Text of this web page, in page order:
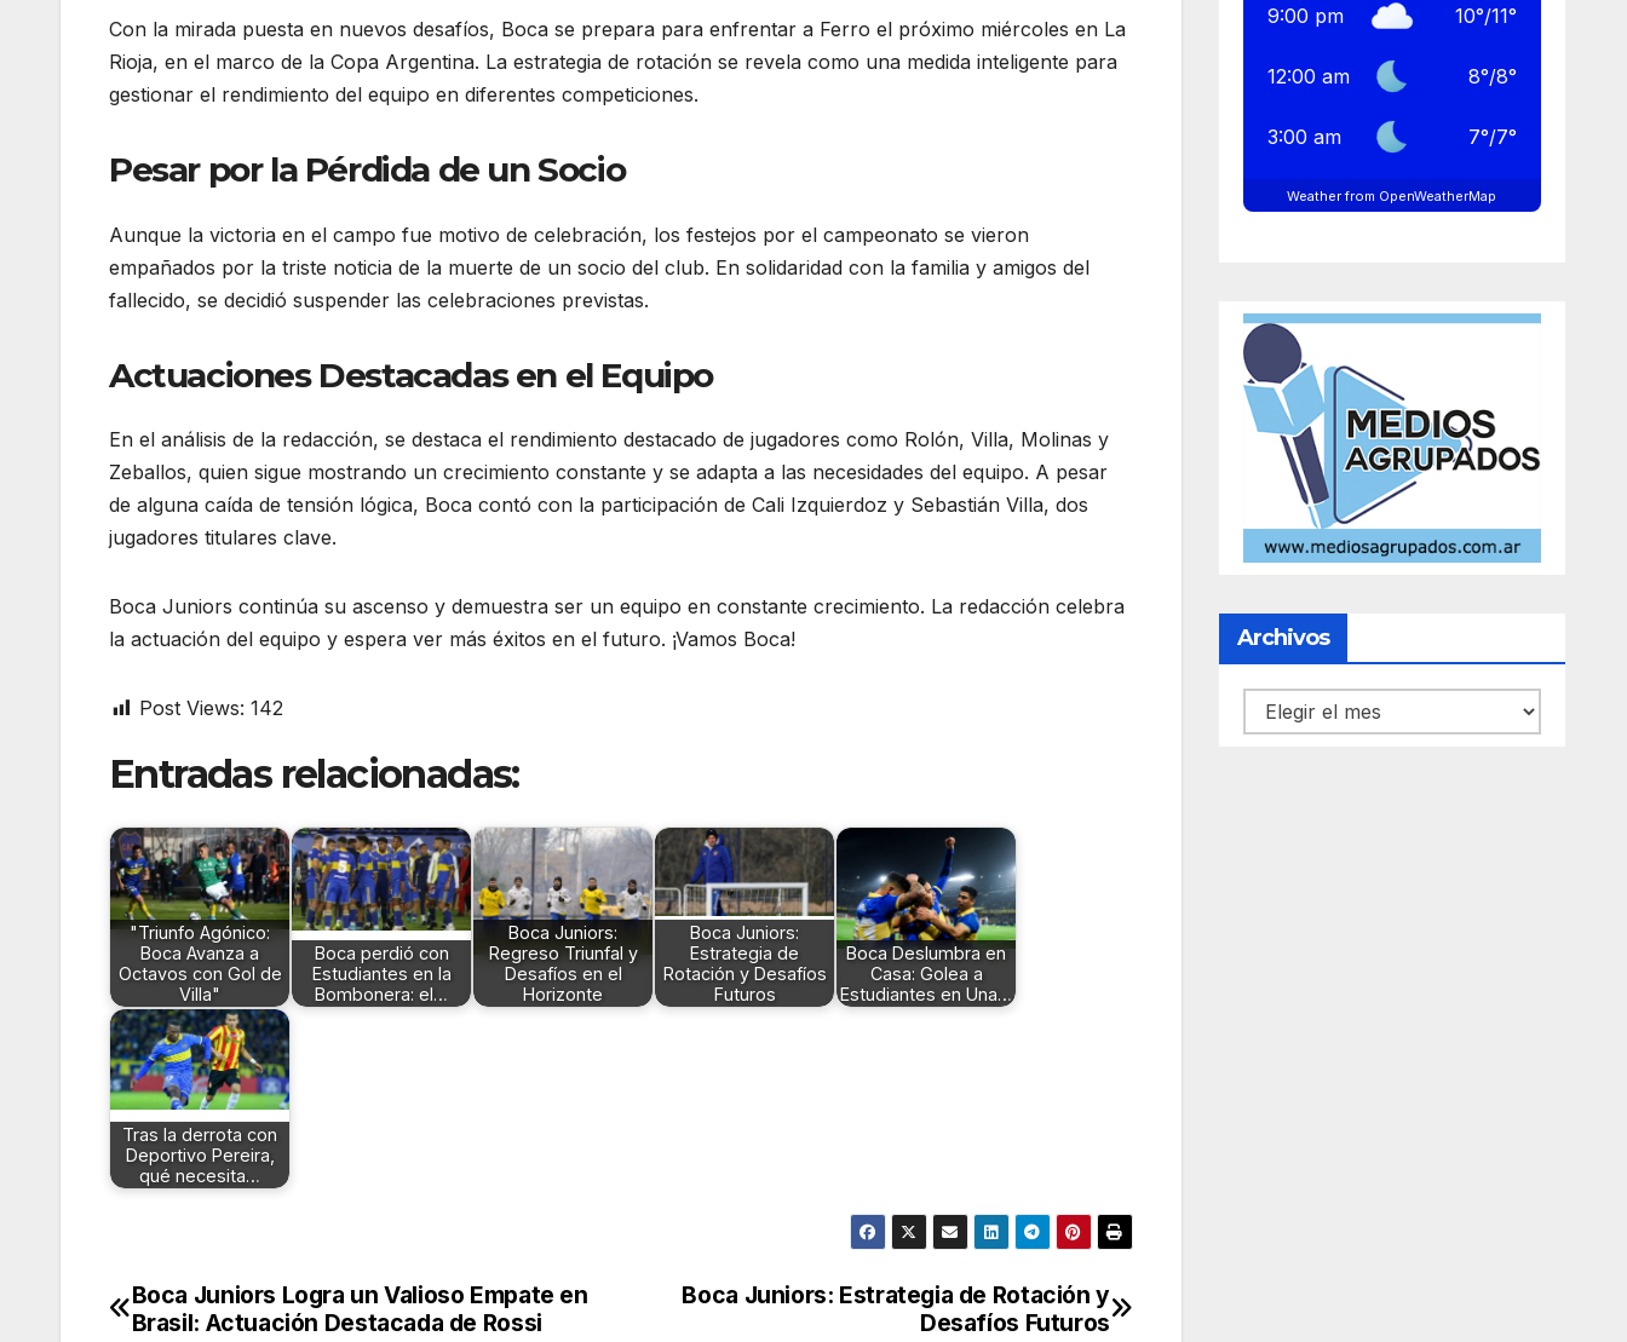
Con la mirada puesta en nuevos desafíos, Boca se prepara para enfrentar a Ferro el próximo miércoles en La
Rioja, en el marco de la Copa Argentina. La estrategia de rotación se revela como una medida inteligente para
gestionar el rendimiento del equipo en diferentes competiciones.
Pesar por la Pérdida de un Socio
Aunque la victoria en el campo fue motivo de celebración, los festejos por el campeonato se vieron
empañados por la triste noticia de la muerte de un socio del club. En solidaridad con la familia y amigos del
fallecido, se decidió suspender las celebraciones previstas.
Actuaciones Destacadas en el Equipo
En el análisis de la redacción, se destaca el rendimiento destacado de jugadores como Rolón, Villa, Molinas y
Zeballos, quien sigue mostrando un crecimiento constante y se adapta a las necesidades del equipo. A pesar
de alguna caída de tensión lógica, Boca contó con la participación de Cali Izquierdoz y Sebastián Villa, dos
jugadores titulares clave.
Boca Juniors continúa su ascenso y demuestra ser un equipo en constante crecimiento. La redacción celebra
la actuación del equipo y espera ver más éxitos en el futuro. ¡Vamos Boca!
Post Views: 142
Entradas relacionadas:
"Triunfo Agónico:
Boca Avanza a
Octavos con Gol de
Villa"
Boca perdió con
Estudiantes en la
Bombonera: el…
Boca Juniors:
Regreso Triunfal y
Desafíos en el
Horizonte
Boca Juniors:
Estrategia de
Rotación y Desafíos
Futuros
Boca Deslumbra en
Casa: Golea a
Estudiantes en Una…
Tras la derrota con
Deportivo Pereira,
qué necesita…
Navegación
Boca Juniors: Estrategia de Rotación y
Desafíos Futuros
Boca Juniors Logra un Valioso Empate en
Brasil: Actuación Destacada de Rossi
9:00 pm 10°/11°
12:00 am 8°/8°
3:00 am 7°/7°
Weather from OpenWeatherMap
Archivos
Archivos